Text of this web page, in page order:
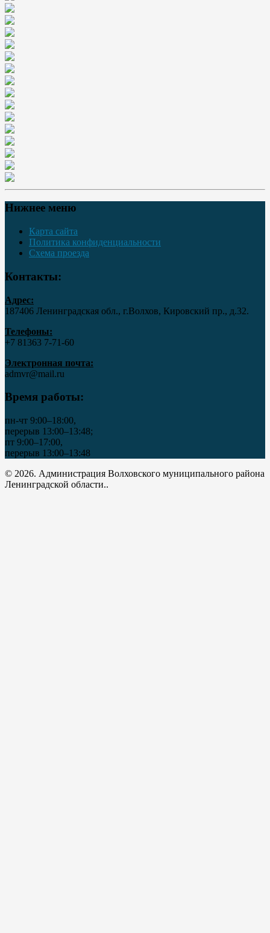
Нижнее меню
Карта сайта
Политика конфиденциальности
Схема проезда
Контакты:
Адрес:
187406 Ленинградская обл., г.Волхов, Кировский пр., д.32.
Телефоны:
+7 81363 7‑71-60
Электронная почта:
admvr@mail.ru
Время работы:
пн-чт 9:00–18:00,
перерыв 13:00–13:48;
пт 9:00–17:00,
перерыв 13:00–13:48
© 2026. Администрация Волховского муниципального района
Ленинградской области..